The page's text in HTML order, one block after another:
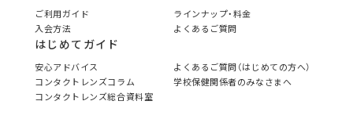
ご利用ガイド
ラインナップ・料金
入会方法
よくあるご質問
はじめてガイド
安心アドバイス
よくあるご質問（はじめての方へ）
コンタクトレンズコラム
学校保健関係者のみなさまへ
コンタクトレンズ総合資料室